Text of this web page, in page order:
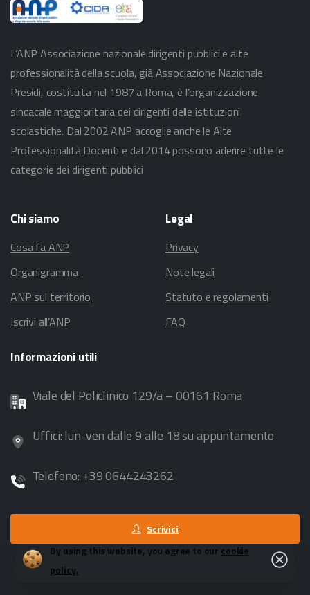
L’ANP Associazione nazionale dirigenti pubblici e alte
professionalità della scuola, già Associazione Nazionale
Presidi, costituita nel 1987 a Roma, è l’organizzazione
sindacale maggioritaria dei dirigenti delle istituzioni
scolastiche. Dal 2002 ANP accoglie anche le Alte
Professionalità Docenti e dal 2014 possono aderire tutte le
categorie dei dirigenti pubblici
Chisiamo
Cosa fa ANP
Organigramma
ANP sul territorio
Iscrivi all’ANP
Legal
Privacy
Note legali
Statuto e regolamenti
FAQ
Informazioniutili
Viale del Policlinico 129/a – 00161 Roma
Uffici: lun-ven dalle 9 alle 18 su appuntamento
Telefono: +39 0644243262
Scrivici
By using this website, you agree to our cookie
policy.
Close